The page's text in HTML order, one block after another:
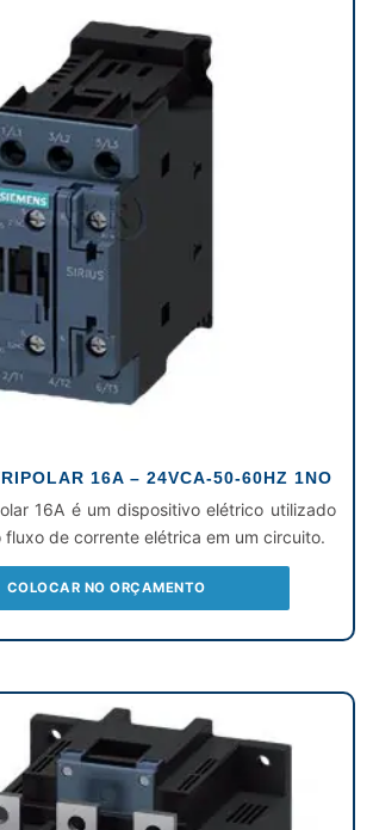
16A – 24VCA-50-60HZ 1NO
16A é um dispositivo elétrico utilizado
fluxo de corrente elétrica em um circuito.
COLOCAR NO ORÇAMENTO